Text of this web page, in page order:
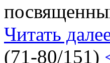
Читать
(71-80/151)